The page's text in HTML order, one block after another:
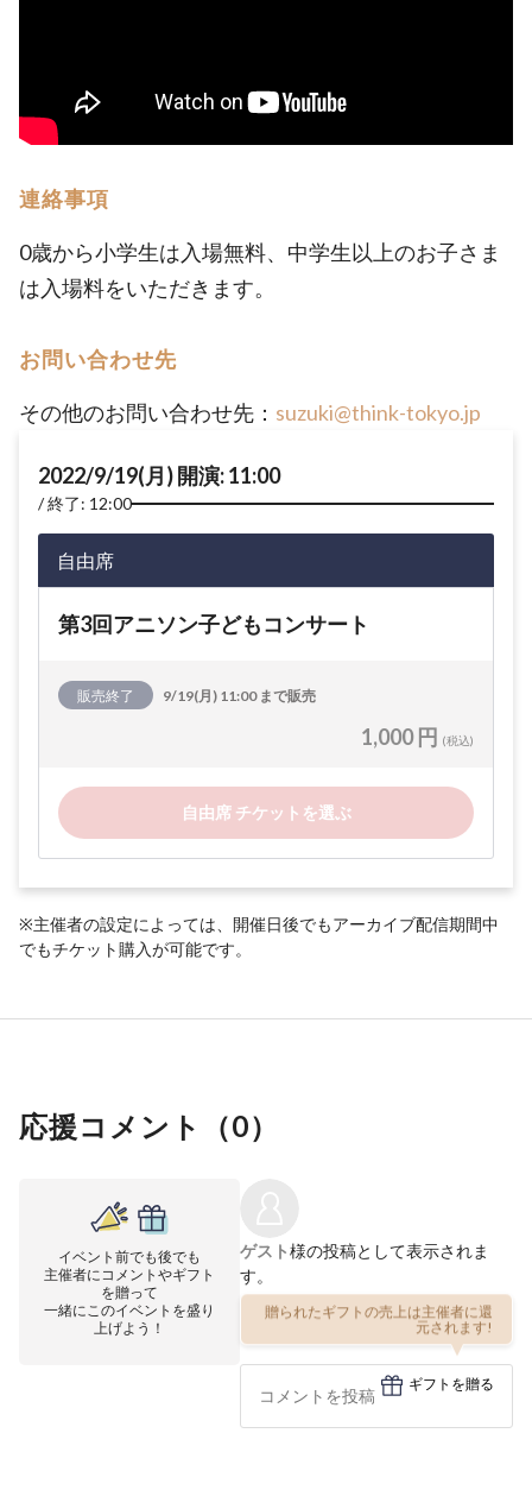
連絡事項
0歳から小学生は入場無料、中学生以上のお子さま
は入場料をいただきます。
お問い合わせ先
その他のお問い合わせ先： suzuki@think-tokyo.jp
2022/9/19(月) 開演: 11:00
終了: 12:00
自由席
第3回アニソン子どもコンサート
販売終了 9/19(月) 11:00 まで販売
1,000 円 (税込)
自由席 チケットを選ぶ
※主催者の設定によっては、開催日後でもアーカイブ配信期間中
でもチケット購入が可能です。
応援コメント（0）
イベント前でも後でも
主催者にコメントやギフト
を贈って
一緒にこのイベントを盛り
上げよう！
ゲスト様の投稿として表示されま
す。
贈られたギフトの売上は主催者に還
元されます!
ギフトを贈る